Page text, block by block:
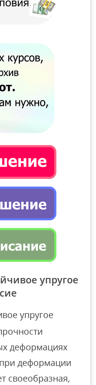
упругое
упругое
деформациях
деформации
своеобразная,